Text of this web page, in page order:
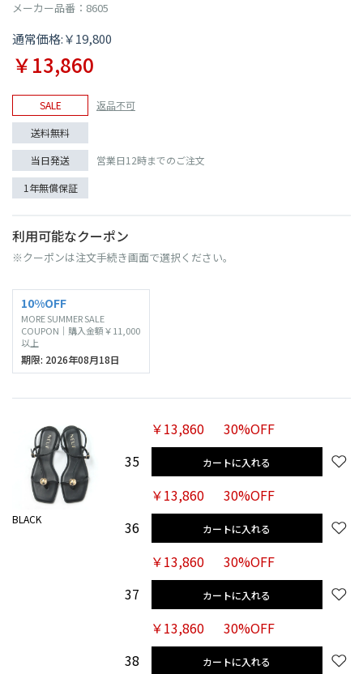
メーカー品番：8605
通常価格:￥19,800
￥13,860
SALE
返品不可
送料無料
当日発送
営業日12時までのご注文
1年無償保証
利用可能なクーポン
※クーポンは注文手続き画面で選択ください。
10%OFF
MORE SUMMER SALE
COUPON｜購入金額￥11,000
以上
期限: 2026年08月18日
BLACK
￥13,860
30%OFF
35
カートに入れる
￥13,860
30%OFF
36
カートに入れる
￥13,860
30%OFF
37
カートに入れる
￥13,860
30%OFF
38
カートに入れる